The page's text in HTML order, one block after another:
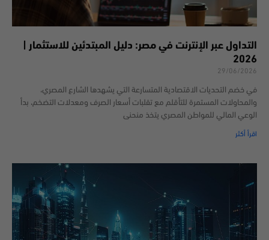
التداول عبر الإنترنت في مصر: دليل المبتدئين للاستثمار |
2026
29/06/2026
في خضم التحديات الاقتصادية المتسارعة التي يشهدها الشارع المصري،
والمحاولات المستمرة للتأقلم مع تقلبات أسعار الصرف ومعدلات التضخم، بدأ
الوعي المالي للمواطن المصري يتخذ منحنى
اقرأ أكثر